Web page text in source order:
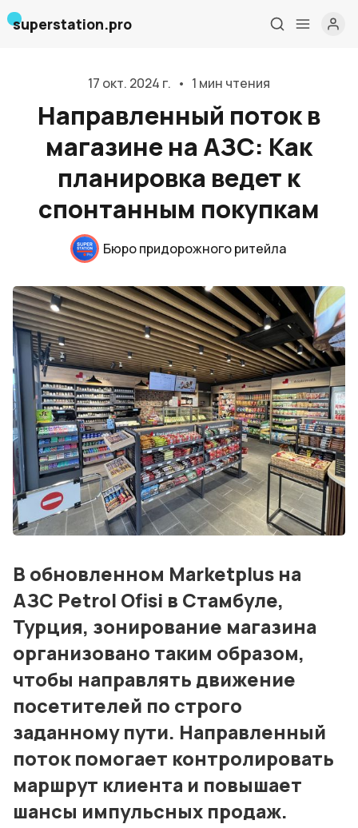
Главная
О нас
Консалтинг и обучение
Блог
События
Контакты
Лучшие АЗС мира
Мнения
Видео
Условия использования материалов
Политика конфиденциальности и cookie
superstation.pro
17 окт. 2024 г. • 1 мин чтения
Направленный поток в
магазине на АЗС: Как
планировка ведет к
спонтанным покупкам
Бюро придорожного ритейла
В обновленном Marketplus на
АЗС Petrol Ofisi в Стамбуле,
Турция, зонирование магазина
организовано таким образом,
чтобы направлять движение
посетителей по строго
заданному пути. Направленный
поток помогает контролировать
маршрут клиента и повышает
шансы импульсных продаж.